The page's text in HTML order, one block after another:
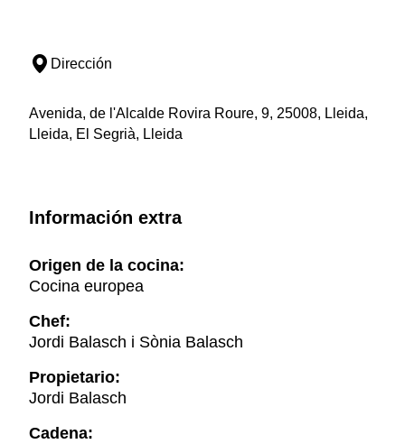
Dirección
Avenida, de l'Alcalde Rovira Roure, 9, 25008, Lleida,
Lleida, El Segrià, Lleida
Información extra
Origen de la cocina:
Cocina europea
Chef:
Jordi Balasch i Sònia Balasch
Propietario:
Jordi Balasch
Cadena: